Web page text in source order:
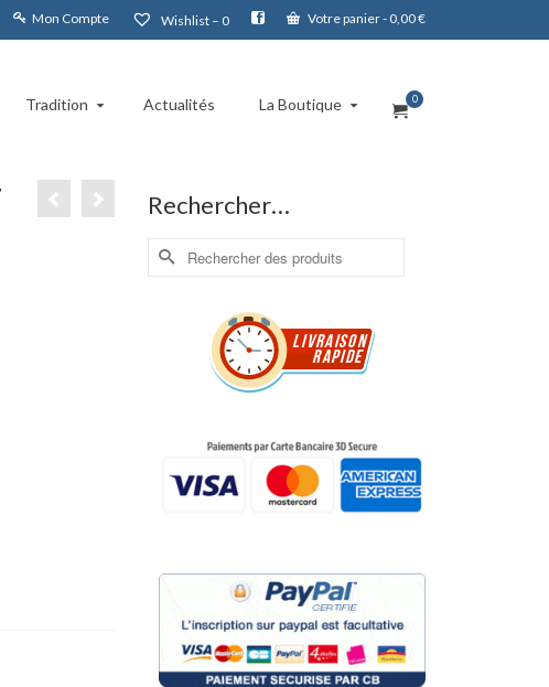
Mon Compte Wishlist – 0 Votre panier- 0,00€
Tradition Actualités La Boutique 0
Rechercher…
Rechercher :